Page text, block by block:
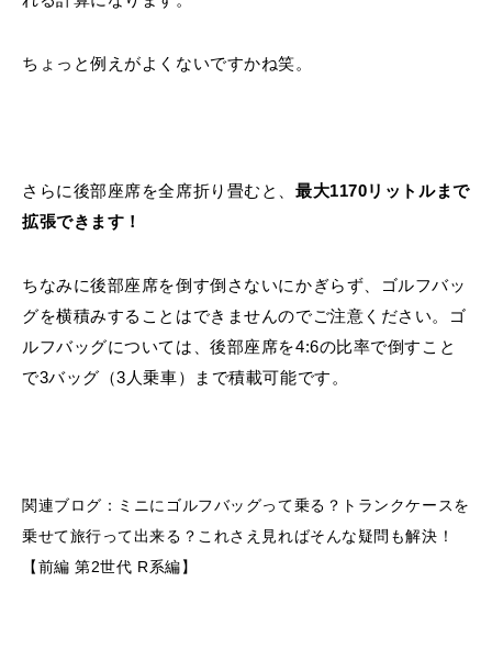
ちょっと例えがよくないですかね笑。
さらに後部座席を全席折り畳むと、 最大1170リットルまで
拡張できます！
ちなみに後部座席を倒す倒さないにかぎらず、ゴルフバッ
グを横積みすることはできませんのでご注意ください。ゴ
ルフバッグについては、後部座席を4:6の比率で倒すこと
で3バッグ（3人乗車）まで積載可能です。
関連ブログ： ミニにゴルフバッグって乗る？トランクケースを
乗せて旅行って出来る？これさえ見ればそんな疑問も解決！
【前編 第2世代 R系編】